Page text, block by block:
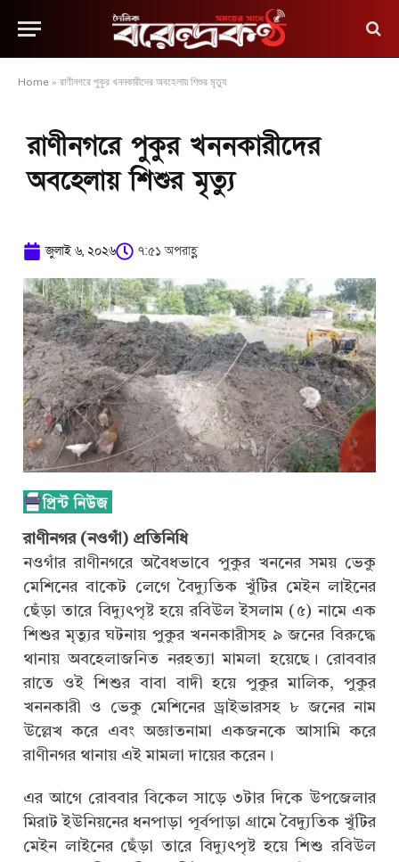
Home » রাণীনগরে পুকুর খননকারীদের অবহেলায় শিশুর মৃত্যু
রাণীনগরে পুকুর খননকারীদের
অবহেলায় শিশুর মৃত্যু
জুলাই ৬, ২০২৬ ৭:৫১ অপরাহ্ণ
রাণীনগর (নওগাঁ) প্রতিনিধি
নওগাঁর রাণীনগরে অবৈধভাবে পুকুর খননের সময় ভেকু
মেশিনের বাকেট লেগে বৈদ্যুতিক খুঁটির মেইন লাইনের
ছেঁড়া তারে বিদ্যুৎপৃষ্ট হয়ে রবিউল ইসলাম (৫) নামে এক
শিশুর মৃত্যুর ঘটনায় পুকুর খননকারীসহ ৯ জনের বিরুদ্ধে
থানায় অবহেলাজনিত নরহত্যা মামলা হয়েছে। রোববার
রাতে ওই শিশুর বাবা বাদী হয়ে পুকুর মালিক, পুকুর
খননকারী ও ভেকু মেশিনের ড্রাইভারসহ ৮ জনের নাম
উল্লেখ করে এবং অজ্ঞাতনামা একজনকে আসামি করে
রাণীনগর থানায় এই মামলা দায়ের করেন।
এর আগে রোববার বিকেল সাড়ে ৩টার দিকে উপজেলার
মিরাট ইউনিয়নের ধনপাড়া পূর্বপাড়া গ্রামে বৈদ্যুতিক খুঁটির
মেইন লাইনের ছেঁড়া তারে বিদ্যুৎপৃষ্ট হয়ে শিশু রবিউল